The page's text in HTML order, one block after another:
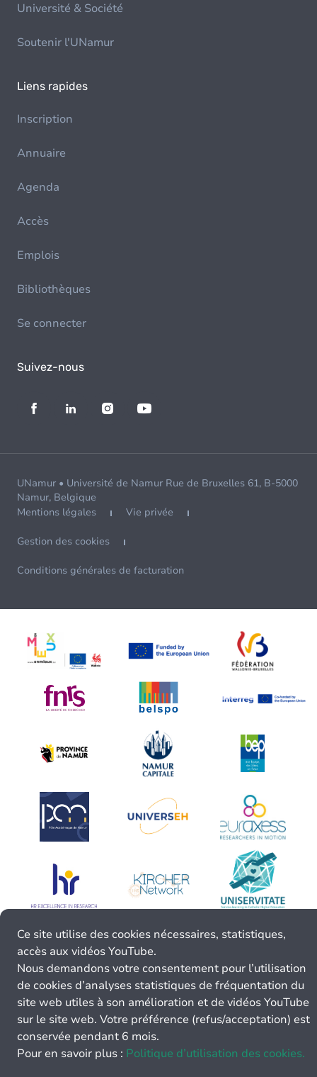
Université & Société
Soutenir l'UNamur
Liens rapides
Inscription
Annuaire
Agenda
Accès
Emplois
Bibliothèques
Se connecter
Suivez-nous
UNamur • Université de Namur Rue de Bruxelles 61, B-5000
Namur, Belgique
Mentions légales
Vie privée
Gestion des cookies
Conditions générales de facturation
Ce site utilise des cookies nécessaires, statistiques,
accès aux vidéos YouTube.
Nous demandons votre consentement pour l’utilisation
de cookies d’analyses statistiques de fréquentation du
site web utiles à son amélioration et de vidéos YouTube
sur le site web. Votre préférence (refus/acceptation) est
conservée pendant 6 mois.
Pour en savoir plus : Politique d’utilisation des cookies.